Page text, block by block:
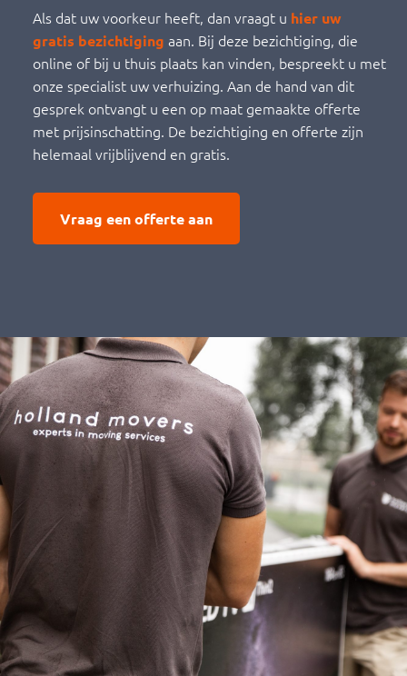
Als dat uw voorkeur heeft, dan vraagt u hier uw
gratis bezichtiging aan. Bij deze bezichtiging, die
online of bij u thuis plaats kan vinden, bespreekt u met
onze specialist uw verhuizing. Aan de hand van dit
gesprek ontvangt u een op maat gemaakte offerte
met prijsinschatting. De bezichtiging en offerte zijn
helemaal vrijblijvend en gratis.
Vraag een offerte aan